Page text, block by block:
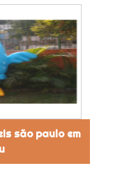
são paulo em